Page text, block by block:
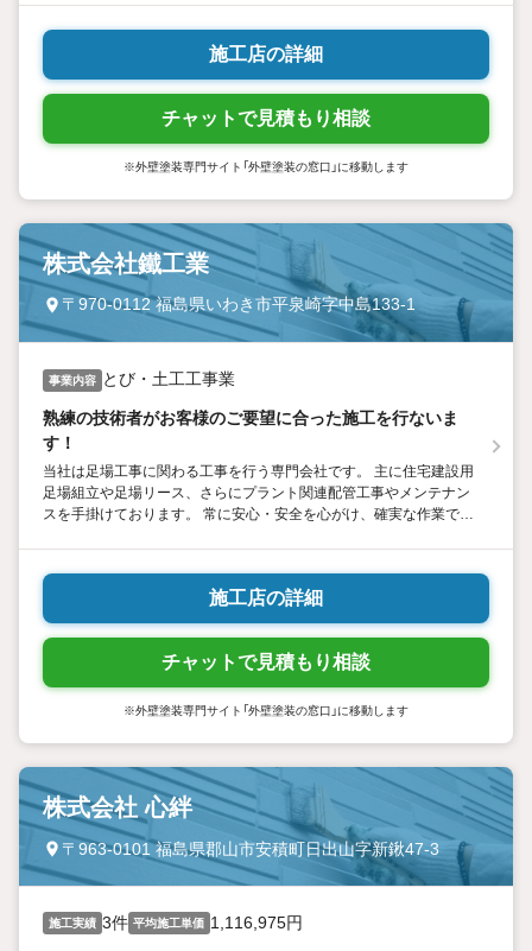
施工店の詳細
チャットで見積もり相談
※外壁塗装専門サイト「外壁塗装の窓口」に移動します
株式会社鐵工業
〒970-0112 福島県いわき市平泉崎字中島133-1
事業内容 とび・土工工事業
熟練の技術者がお客様のご要望に合った施工を行ないま
す！
当社は足場工事に関わる工事を行う専門会社です。 主に住宅建設用
足場組立や足場リース、さらにプラント関連配管工事やメンテナン
スを手掛けております。 常に安心・安全を心がけ、確実な作業でス
施工店の詳細
チャットで見積もり相談
※外壁塗装専門サイト「外壁塗装の窓口」に移動します
株式会社 心絆
〒963-0101 福島県郡山市安積町日出山字新鍬47-3
施工実績 3件 平均施工単価 1,116,975円